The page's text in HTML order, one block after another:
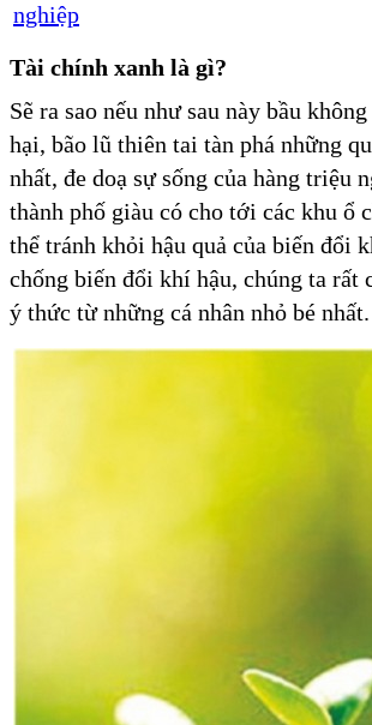
nghiệp
Tài chính xanh là gì?
Sẽ ra sao nếu như sau này bầu
hại, bão lũ thiên tai tàn phá những
nhất, đe doạ sự sống của hàng triệu
thành phố giàu có cho tới các khu ổ
thể tránh khỏi hậu quả của biến đổi
chống biến đổi khí hậu, chúng ta rất
ý thức từ những cá nhân nhỏ bé nhất.